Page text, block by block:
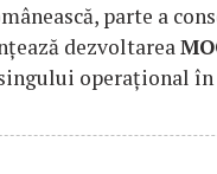
parte a
dezvoltarea
operațional în